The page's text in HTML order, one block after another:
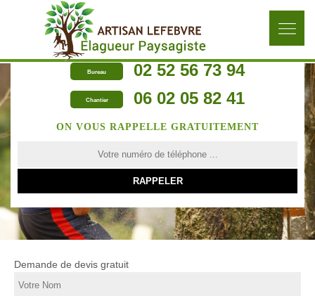
Bureau 02 52 56 73 94
Chantier 06 02 05 82 41
ON VOUS RAPPELLE GRATUITEMENT
Demande de devis gratuit